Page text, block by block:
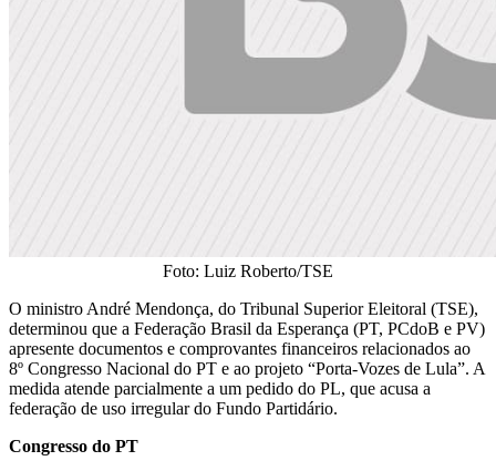
Foto: Luiz Roberto/TSE
O ministro André Mendonça, do Tribunal Superior Eleitoral (TSE),
determinou que a Federação Brasil da Esperança (PT, PCdoB e PV)
apresente documentos e comprovantes financeiros relacionados ao
8º Congresso Nacional do PT e ao projeto “Porta-Vozes de Lula”. A
medida atende parcialmente a um pedido do PL, que acusa a
federação de uso irregular do Fundo Partidário.
Congresso do PT